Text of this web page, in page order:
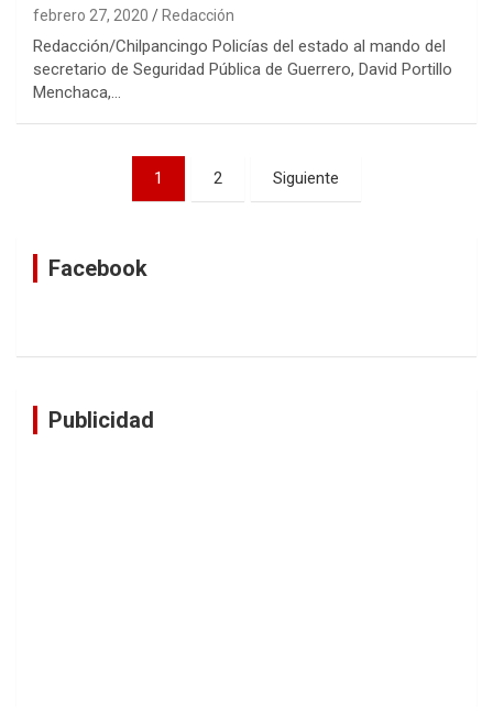
febrero 27, 2020 Redacción
Redacción/Chilpancingo Policías del estado al mando del
secretario de Seguridad Pública de Guerrero, David Portillo
Menchaca,…
Navegación
1 2 Siguiente
Facebook
Publicidad